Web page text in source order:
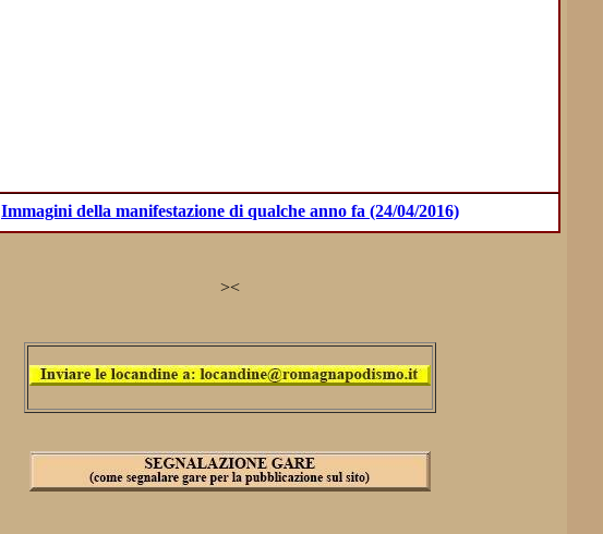
Immagini della manifestazione di qualche anno fa (24/04/2016)
><